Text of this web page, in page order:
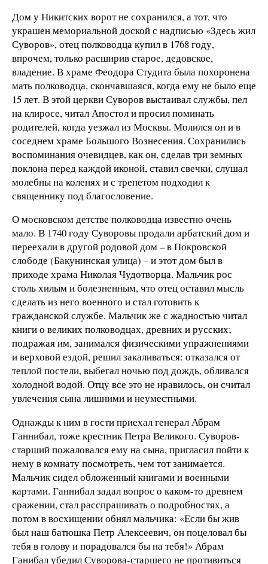
Дом у Никитских ворот не сохранился, а тот, что
украшен мемориальной доской с надписью «Здесь жил
Суворов», отец полководца купил в 1768 году,
впрочем, только расширив старое, дедовское,
владение. В храме Феодора Студита была похоронена
мать полководца, скончавшаяся, когда ему не было еще
15 лет. В этой церкви Суворов выстаивал службы, пел
на клиросе, читал Апостол и просил поминать
родителей, когда уезжал из Москвы. Молился он и в
соседнем храме Большого Вознесения. Сохранились
воспоминания очевидцев, как он, сделав три земных
поклона перед каждой иконой, ставил свечки, слушал
молебны на коленях и с трепетом подходил к
священнику под благословение.
О московском детстве полководца известно очень
мало. В 1740 году Суворовы продали арбатский дом и
переехали в другой родовой дом – в Покровской
слободе (Бакунинская улица) – и этот дом был в
приходе храма Николая Чудотворца. Мальчик рос
столь хилым и болезненным, что отец оставил мысль
сделать из него военного и стал готовить к
гражданской службе. Мальчик же с жадностью читал
книги о великих полководцах, древних и русских;
подражая им, занимался физическими упражнениями
и верховой ездой, решил закаливаться: отказался от
теплой постели, выбегал ночью под дождь, обливался
холодной водой. Отцу все это не нравилось, он считал
увлечения сына лишними и неуместными.
Однажды к ним в гости приехал генерал Абрам
Ганнибал, тоже крестник Петра Великого. Суворов-
старший пожаловался ему на сына, пригласил пойти к
нему в комнату посмотреть, чем тот занимается.
Мальчик сидел обложенный книгами и военными
картами. Ганнибал задал вопрос о каком-то древнем
сражении, стал расспрашивать о подробностях, а
потом в восхищении обнял мальчика: «Если бы жив
был наш батюшка Петр Алексеевич, он поцеловал бы
тебя в голову и порадовался бы на тебя!» Абрам
Ганибал убедил Суворова-старшего не противиться